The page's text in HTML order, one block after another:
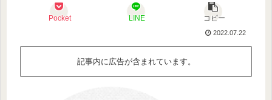
Pocket LINE コピー
2022.07.22
記事内に広告が含まれています。